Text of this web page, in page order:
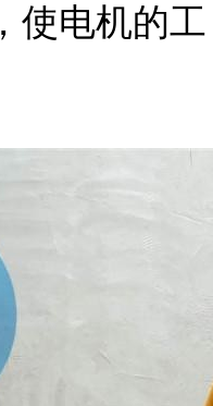
使电机的工